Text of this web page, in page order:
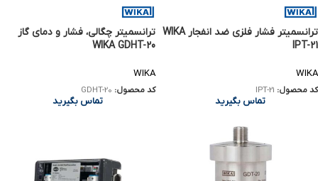
ترانسمیتر فشار فلزی ضد انفجار WIKA
IPT-21
WIKA
کد محصول: IPT-21
تماس بگیرید
ترانسمیتر چگالی، فشار و دمای گاز
WIKA GDHT-20
WIKA
کد محصول: GDHT-20
تماس بگیرید